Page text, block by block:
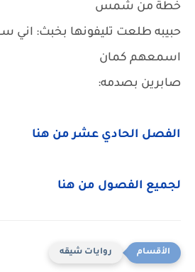
خطة من شمس
حبيبه طلعت تليفونها بخبث: اني
اسمعهم كمان
صابرين بصدمه:
الفصل الحادي عشر من هنا
لجميع الفصول من هنا
روايات شيقه